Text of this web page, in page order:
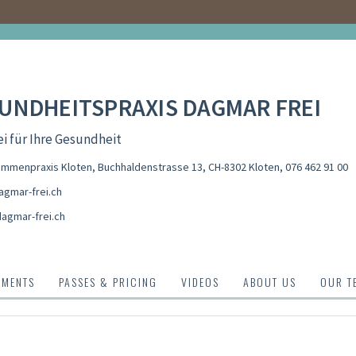
DAGMAR FREI
für Ihre Gesundheit
Kloten, Buchhaldenstrasse 13, CH-8302 Kloten, 076 462 91 00
frei.ch
frei.ch
PASSES & PRICING VIDEOS ABOUT US OUR